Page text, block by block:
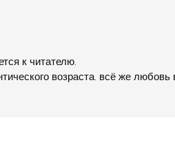
к читателю.
возраста. всё же любовь